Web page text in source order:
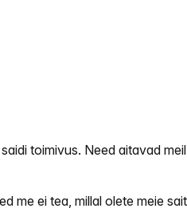
toimivus. Need aitavad
me ei tea, millal olete meie